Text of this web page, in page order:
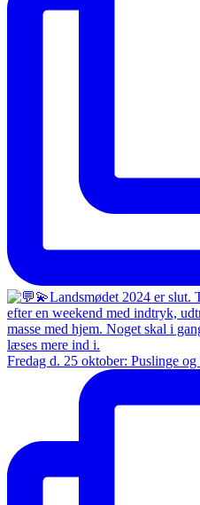
Fredag d. 25 oktober: Puslinge